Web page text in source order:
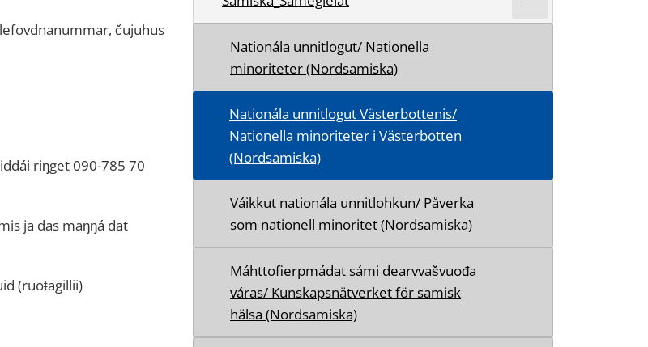
čujuhus
riŋget 090-785 70
ja das maŋŋá dat
(ruoŧagillii)
Nationála unnitlogut/ Nationella
minoriteter (Nordsamiska)
Nationála unnitlogut Västerbottenis/
Nationella minoriteter i Västerbotten
(Nordsamiska)
Váikkut nationála unnitlohkun/ Påverka
som nationell minoritet (Nordsamiska)
Máhttofierpmádat sámi dearvvašvuođa
váras/ Kunskapsnätverket för samisk
hälsa (Nordsamiska)